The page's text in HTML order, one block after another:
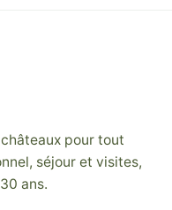
pour tout
séjour et visites,
ans.